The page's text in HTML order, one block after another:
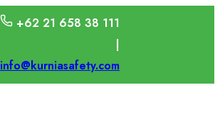
+62 21 658 38 111
|
info@kurniasafety.com